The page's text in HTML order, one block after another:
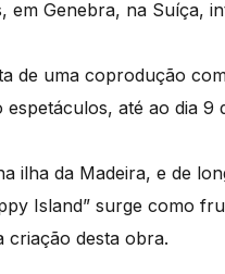
Genebra, na Suíça,
de uma coprodução
até ao dia 9
ilha da Madeira, e de
Island” surge como
criação desta obra.